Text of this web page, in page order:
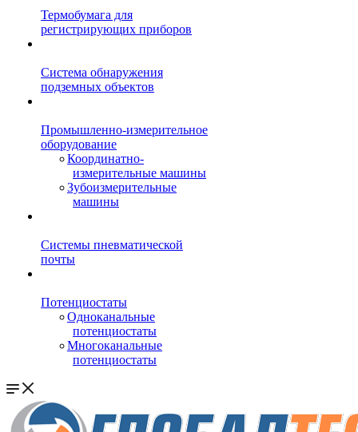
Термобумага для
регистрирующих приборов
Система обнаружения
подземных объектов
Промышленно-измерительное
оборудование
Координатно-
измерительные машины
Зубоизмерительные
машины
Системы пневматической
почты
Потенциостаты
Одноканальные
потенциостаты
Многоканальные
потенциостаты